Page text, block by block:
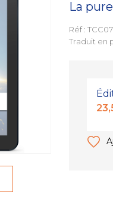
La
Réf :
Traduit en